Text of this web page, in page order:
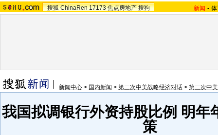
搜狐 ChinaRen 17173 焦点房地产 搜狗 新闻 -
新闻中心 > 国内新闻 > 第三次中美战略经济对话 > 第三次中
我国拟调银行外资持股比例 明年
策